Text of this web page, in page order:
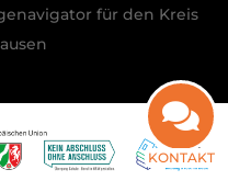
für den Kreis
KONTAKT